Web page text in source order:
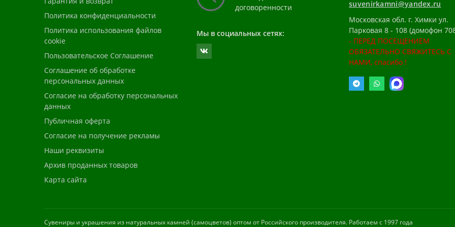
Политика конфиденциальности
Политика использования файлов
cookie
Пользовательское Соглашение
Соглашение об обработке
персональных данных
Согласие на обработку персональных
данных
Публичная оферта
Согласие на получение рекламы
Наши реквизиты
Архив проданных товаров
Карта сайта
договоренности
Мы в социальных сетях:
suvenirkamni@yandex.ru
Московская обл. г. Химки ул.
Парковая 8 - 108 (домофон
- ПЕРЕД ПОСЕЩЕНИЕМ
ОБЯЗАТЕЛЬНО СВЯЖИТЕСЬ С
НАМИ, спасибо !
Cувениры и украшения из натуральных камней (самоцветов) оптом от Российского производителя. Работаем с 1997 года